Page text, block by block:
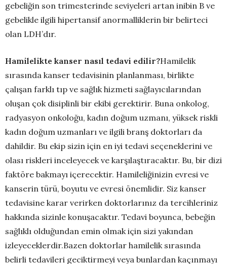
gebeliğin son trimesterinde seviyeleri artan inibin B ve
gebelikle ilgili hipertansif anormalliklerin bir belirteci
olan LDH’dır.
Hamilelikte kanser nasıl tedavi edilir?Hamilelik
sırasında kanser tedavisinin planlanması, birlikte
çalışan farklı tıp ve sağlık hizmeti sağlayıcılarından
oluşan çok disiplinli bir ekibi gerektirir. Buna onkolog,
radyasyon onkoloğu, kadın doğum uzmanı, yüksek riskli
kadın doğum uzmanları ve ilgili branş doktorları da
dahildir. Bu ekip sizin için en iyi tedavi seçeneklerini ve
olası riskleri inceleyecek ve karşılaştıracaktır. Bu, bir dizi
faktöre bakmayı içerecektir. Hamileliğinizin evresi ve
kanserin türü, boyutu ve evresi önemlidir. Siz kanser
tedavisine karar verirken doktorlarınız da tercihleriniz
hakkında sizinle konuşacaktır. Tedavi boyunca, bebeğin
sağlıklı olduğundan emin olmak için sizi yakından
izleyeceklerdir.Bazen doktorlar hamilelik sırasında
belirli tedavileri geciktirmeyi veya bunlardan kaçınmayı